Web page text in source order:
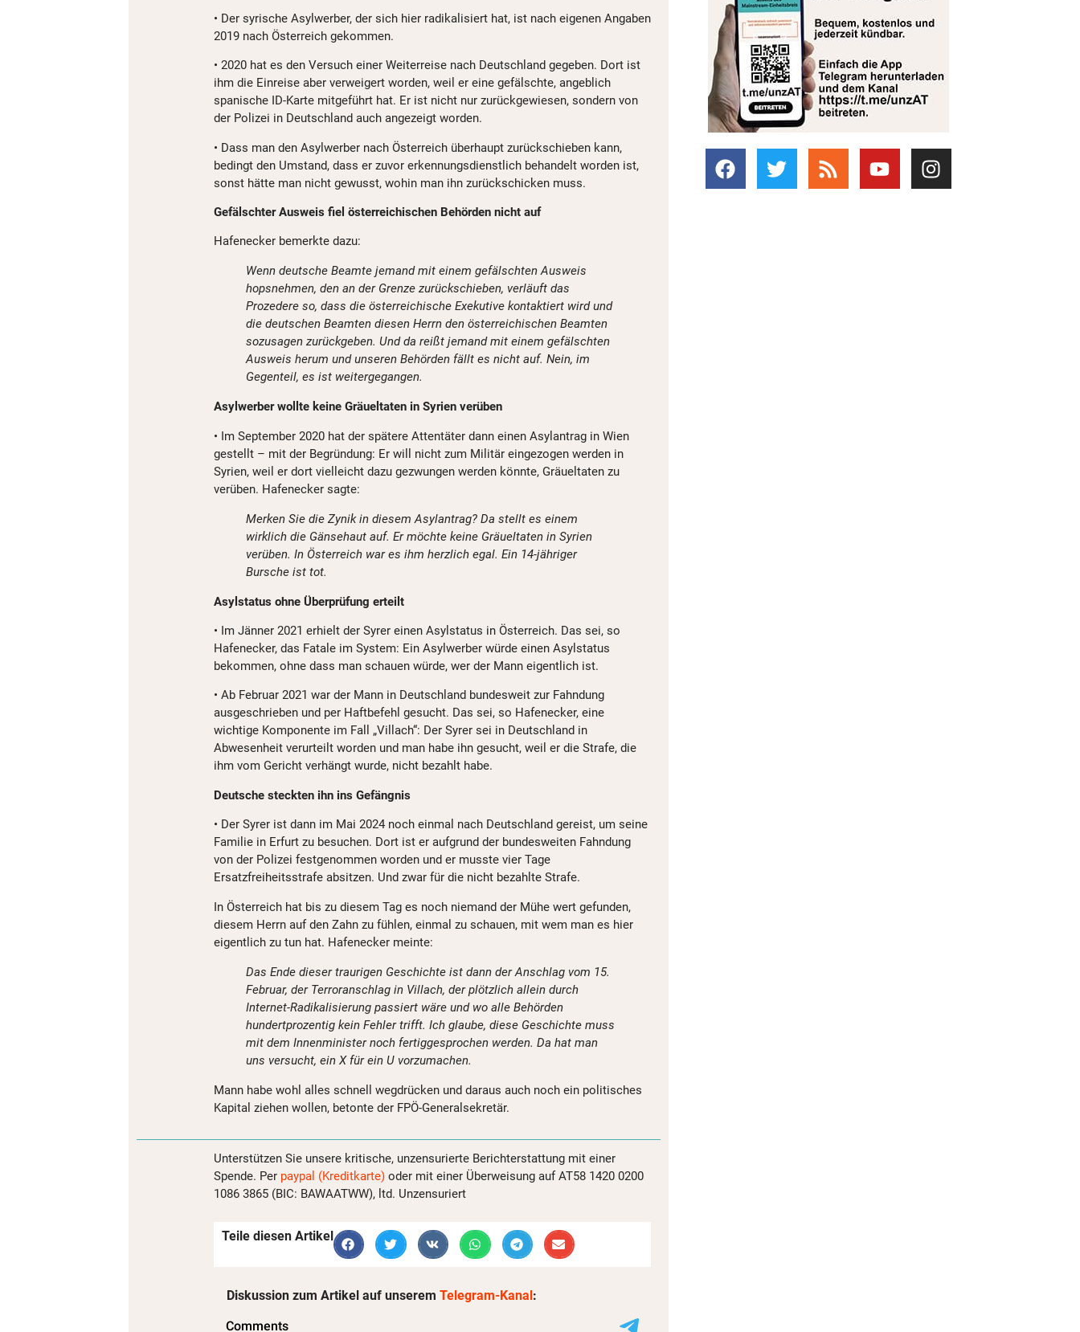
• Der syrische Asylwerber, der sich hier radikalisiert hat, ist nach eigenen Angaben
2019 nach Österreich gekommen.
• 2020 hat es den Versuch einer Weiterreise nach Deutschland gegeben. Dort ist
ihm die Einreise aber verweigert worden, weil er eine gefälschte, angeblich
spanische ID-Karte mitgeführt hat. Er ist nicht nur zurückgewiesen, sondern von
der Polizei in Deutschland auch angezeigt worden.
• Dass man den Asylwerber nach Österreich überhaupt zurückschieben kann,
bedingt den Umstand, dass er zuvor erkennungsdienstlich behandelt worden ist,
sonst hätte man nicht gewusst, wohin man ihn zurückschicken muss.
Gefälschter Ausweis fiel österreichischen Behörden nicht auf
Hafenecker bemerkte dazu:
Wenn deutsche Beamte jemand mit einem gefälschten Ausweis
hopsnehmen, den an der Grenze zurückschieben, verläuft das
Prozedere so, dass die österreichische Exekutive kontaktiert wird und
die deutschen Beamten diesen Herrn den österreichischen Beamten
sozusagen zurückgeben. Und da reißt jemand mit einem gefälschten
Ausweis herum und unseren Behörden fällt es nicht auf. Nein, im
Gegenteil, es ist weitergegangen.
Asylwerber wollte keine Gräueltaten in Syrien verüben
• Im September 2020 hat der spätere Attentäter dann einen Asylantrag in Wien
gestellt – mit der Begründung: Er will nicht zum Militär eingezogen werden in
Syrien, weil er dort vielleicht dazu gezwungen werden könnte, Gräueltaten zu
verüben. Hafenecker sagte:
Merken Sie die Zynik in diesem Asylantrag? Da stellt es einem
wirklich die Gänsehaut auf. Er möchte keine Gräueltaten in Syrien
verüben. In Österreich war es ihm herzlich egal. Ein 14-jähriger
Bursche ist tot.
Asylstatus ohne Überprüfung erteilt
• Im Jänner 2021 erhielt der Syrer einen Asylstatus in Österreich. Das sei, so
Hafenecker, das Fatale im System: Ein Asylwerber würde einen Asylstatus
bekommen, ohne dass man schauen würde, wer der Mann eigentlich ist.
• Ab Februar 2021 war der Mann in Deutschland bundesweit zur Fahndung
ausgeschrieben und per Haftbefehl gesucht. Das sei, so Hafenecker, eine
wichtige Komponente im Fall „Villach“: Der Syrer sei in Deutschland in
Abwesenheit verurteilt worden und man habe ihn gesucht, weil er die Strafe, die
ihm vom Gericht verhängt wurde, nicht bezahlt habe.
Deutsche steckten ihn ins Gefängnis
• Der Syrer ist dann im Mai 2024 noch einmal nach Deutschland gereist, um seine
Familie in Erfurt zu besuchen. Dort ist er aufgrund der bundesweiten Fahndung
von der Polizei festgenommen worden und er musste vier Tage
Ersatzfreiheitsstrafe absitzen. Und zwar für die nicht bezahlte Strafe.
In Österreich hat bis zu diesem Tag es noch niemand der Mühe wert gefunden,
diesem Herrn auf den Zahn zu fühlen, einmal zu schauen, mit wem man es hier
eigentlich zu tun hat. Hafenecker meinte:
Das Ende dieser traurigen Geschichte ist dann der Anschlag vom 15.
Februar, der Terroranschlag in Villach, der plötzlich allein durch
Internet-Radikalisierung passiert wäre und wo alle Behörden
hundertprozentig kein Fehler trifft. Ich glaube, diese Geschichte muss
mit dem Innenminister noch fertiggesprochen werden. Da hat man
uns versucht, ein X für ein U vorzumachen.
Mann habe wohl alles schnell wegdrücken und daraus auch noch ein politisches
Kapital ziehen wollen, betonte der FPÖ-Generalsekretär.
Unterstützen Sie unsere kritische, unzensurierte Berichterstattung mit einer
Spende. Per paypal (Kreditkarte) oder mit einer Überweisung auf AT58 1420 0200
1086 3865 (BIC: BAWAATWW), ltd. Unzensuriert
Teile diesen Artikel
Diskussion zum Artikel auf unserem Telegram-Kanal: